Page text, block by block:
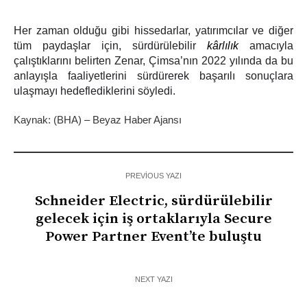
Her zaman olduğu gibi hissedarlar, yatırımcılar ve diğer
tüm paydaşlar için, sürdürülebilir kârlılıkamacıyla
çalıştıklarını belirten Zenar, Çimsa’nın 2022 yılında da bu
anlayışla faaliyetlerini sürdürerek başarılı sonuçlara
ulaşmayı hedeflediklerini söyledi.
Kaynak: (BHA) – Beyaz Haber Ajansı
PREVIOUS YAZI
Schneider Electric, sürdürülebilir
gelecek için iş ortaklarıyla Secure
Power Partner Event’te buluştu
NEXT YAZI